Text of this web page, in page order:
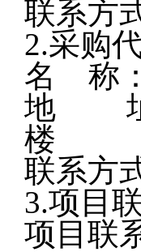
联系方
2.采购
名
地 址
联系方
3.项目
项目联